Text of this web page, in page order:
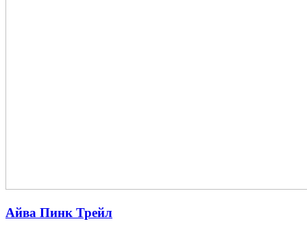
Айва Пинк Трейл